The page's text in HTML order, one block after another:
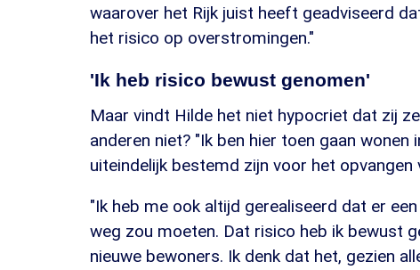
waarover het Rijk juist heeft geadviseerd
het risico op overstromingen."
'Ik heb risico bewust genomen'
Maar vindt Hilde het niet hypocriet dat zij
anderen niet? "Ik ben hier toen gaan
uiteindelijk bestemd zijn voor het
"Ik heb me ook altijd gerealiseerd dat er
weg zou moeten. Dat risico heb ik bewust
nieuwe bewoners. Ik denk dat het, gezien